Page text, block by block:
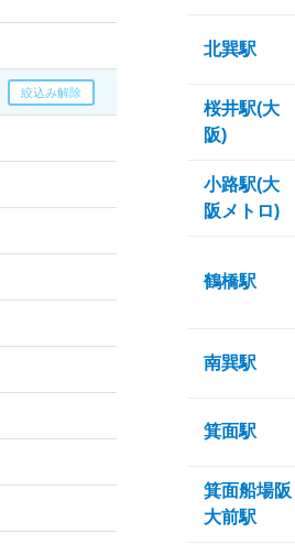
北巽駅
桜井駅(大
阪)
小路駅(大
阪メトロ)
鶴橋駅
南巽駅
箕面駅
箕面船場阪
大前駅